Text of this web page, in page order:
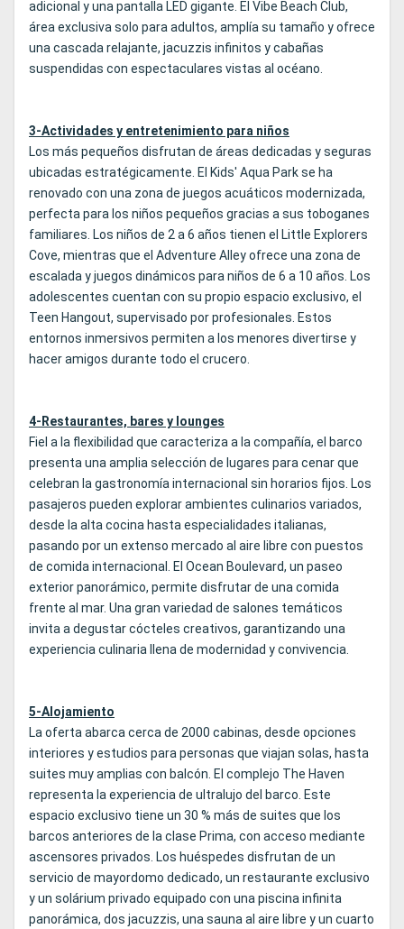
adicional y una pantalla LED gigante. El Vibe Beach Club,
área exclusiva solo para adultos, amplía su tamaño y ofrece
una cascada relajante, jacuzzis infinitos y cabañas
suspendidas con espectaculares vistas al océano.
3-Actividades y entretenimiento para niños
Los más pequeños disfrutan de áreas dedicadas y seguras
ubicadas estratégicamente. El Kids' Aqua Park se ha
renovado con una zona de juegos acuáticos modernizada,
perfecta para los niños pequeños gracias a sus toboganes
familiares. Los niños de 2 a 6 años tienen el Little Explorers
Cove, mientras que el Adventure Alley ofrece una zona de
escalada y juegos dinámicos para niños de 6 a 10 años. Los
adolescentes cuentan con su propio espacio exclusivo, el
Teen Hangout, supervisado por profesionales. Estos
entornos inmersivos permiten a los menores divertirse y
hacer amigos durante todo el crucero.
4-Restaurantes, bares y lounges
Fiel a la flexibilidad que caracteriza a la compañía, el barco
presenta una amplia selección de lugares para cenar que
celebran la gastronomía internacional sin horarios fijos. Los
pasajeros pueden explorar ambientes culinarios variados,
desde la alta cocina hasta especialidades italianas,
pasando por un extenso mercado al aire libre con puestos
de comida internacional. El Ocean Boulevard, un paseo
exterior panorámico, permite disfrutar de una comida
frente al mar. Una gran variedad de salones temáticos
invita a degustar cócteles creativos, garantizando una
experiencia culinaria llena de modernidad y convivencia.
5-Alojamiento
La oferta abarca cerca de 2000 cabinas, desde opciones
interiores y estudios para personas que viajan solas, hasta
suites muy amplias con balcón. El complejo The Haven
representa la experiencia de ultralujo del barco. Este
espacio exclusivo tiene un 30 % más de suites que los
barcos anteriores de la clase Prima, con acceso mediante
ascensores privados. Los huéspedes disfrutan de un
servicio de mayordomo dedicado, un restaurante exclusivo
y un solárium privado equipado con una piscina infinita
panorámica, dos jacuzzis, una sauna al aire libre y un cuarto